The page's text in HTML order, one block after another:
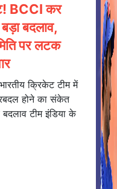
BCCI कर
बदलाव,
पर लटक
क्रिकेट टीम में
होने का संकेत
टीम इंडिया के